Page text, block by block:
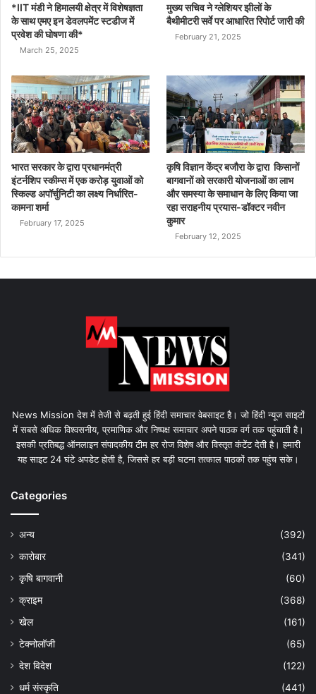
*IIT मंडी ने हिमालयी क्षेत्र में विशेषज्ञता
के साथ एमए इन डेवलपमेंट स्टडीज में
प्रवेश की घोषणा की*
March 25, 2025
मुख्य सचिव ने ग्लेशियर झीलों के
बैथीमीटरी सर्वे पर आधारित रिपोर्ट जारी की
February 21, 2025
भारत सरकार के द्वारा प्रधानमंत्री
इंटर्नशिप स्कीम्स में एक करोड़ युवाओं को
स्किल्ड अपॉर्चुनिटी का लक्ष्य निर्धारित-
कामना शर्मा
February 17, 2025
कृषि विज्ञान केंद्र बजौरा के द्वारा किसानों
बागवानों को सरकारी योजनाओं का लाभ
और समस्या के समाधान के लिए किया जा
रहा सराहनीय प्रयास-डॉक्टर नवीन
कुमार
February 12, 2025
News Mission देश में तेजी से बढ़ती हुई हिंदी समाचार वेबसाइट है। जो हिंदी न्यूज साइटों
में सबसे अधिक विश्वसनीय, प्रमाणिक और निष्पक्ष समाचार अपने पाठक वर्ग तक पहुंचाती है।
इसकी प्रतिबद्ध ऑनलाइन संपादकीय टीम हर रोज विशेष और विस्तृत कंटेंट देती है। हमारी
यह साइट 24 घंटे अपडेट होती है, जिससे हर बड़ी घटना तत्काल पाठकों तक पहुंच सके।
Categories
अन्य
(392)
कारोबार
(341)
कृषि बागवानी
(60)
क्राइम
(368)
खेल
(161)
टेक्नोलॉजी
(65)
देश विदेश
(122)
धर्म संस्कृति
(441)